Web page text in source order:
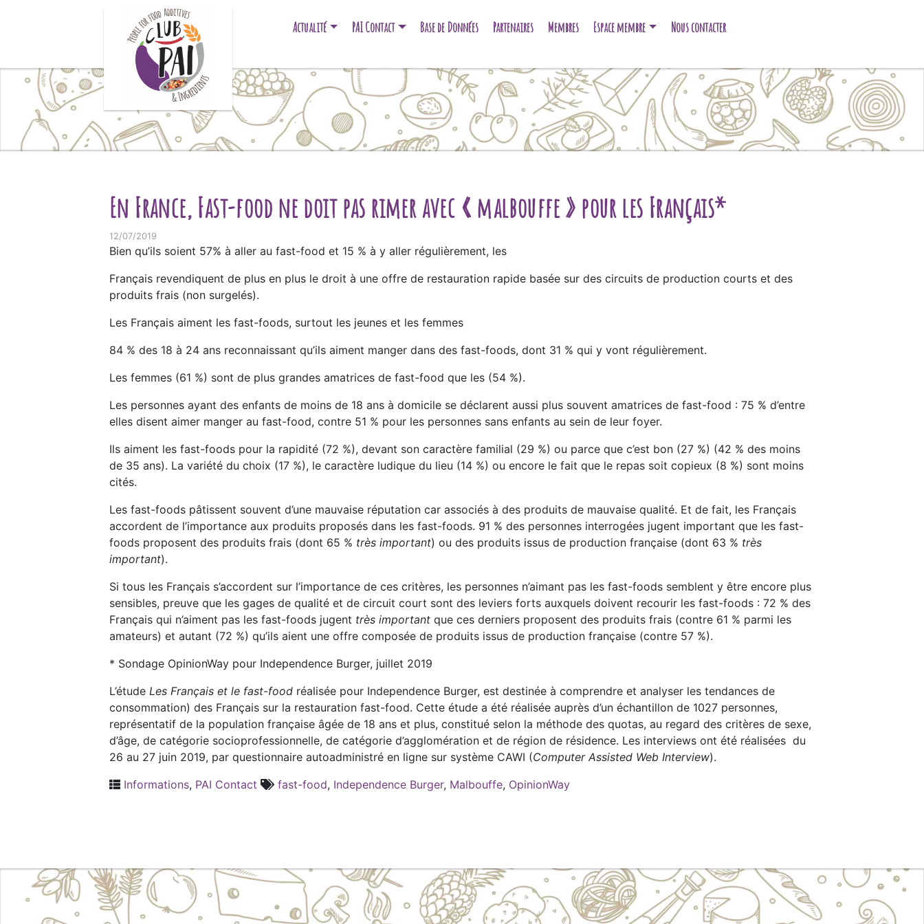
Actualité PAI Contact Base de Données Partenaires Membres Espace membre Nous contacter
En France, Fast-food ne doit pas rimer avec « malbouffe » pour les Français*
12/07/2019
Bien qu’ils soient 57% à aller au fast-food et 15 % à y aller régulièrement, les
Français revendiquent de plus en plus le droit à une offre de restauration rapide basée sur des circuits de production courts et des
produits frais (non surgelés).
Les Français aiment les fast-foods, surtout les jeunes et les femmes
84 % des 18 à 24 ans reconnaissant qu’ils aiment manger dans des fast-foods, dont 31 % qui y vont régulièrement.
Les femmes (61 %) sont de plus grandes amatrices de fast-food que les (54 %).
Les personnes ayant des enfants de moins de 18 ans à domicile se déclarent aussi plus souvent amatrices de fast-food : 75 % d’entre
elles disent aimer manger au fast-food, contre 51 % pour les personnes sans enfants au sein de leur foyer.
Ils aiment les fast-foods pour la rapidité (72 %), devant son caractère familial (29 %) ou parce que c’est bon (27 %) (42 % des moins
de 35 ans). La variété du choix (17 %), le caractère ludique du lieu (14 %) ou encore le fait que le repas soit copieux (8 %) sont moins
cités.
Les fast-foods pâtissent souvent d’une mauvaise réputation car associés à des produits de mauvaise qualité. Et de fait, les Français
accordent de l’importance aux produits proposés dans les fast-foods. 91 % des personnes interrogées jugent important que les fast-
foods proposent des produits frais (dont 65 % très important) ou des produits issus de production française (dont 63 % très
important).
Si tous les Français s’accordent sur l’importance de ces critères, les personnes n’aimant pas les fast-foods semblent y être encore plus
sensibles, preuve que les gages de qualité et de circuit court sont des leviers forts auxquels doivent recourir les fast-foods : 72 % des
Français qui n’aiment pas les fast-foods jugent très important que ces derniers proposent des produits frais (contre 61 % parmi les
amateurs) et autant (72 %) qu’ils aient une offre composée de produits issus de production française (contre 57 %).
* Sondage OpinionWay pour Independence Burger, juillet 2019
L’étude Les Français et le fast-food réalisée pour Independence Burger, est destinée à comprendre et analyser les tendances de
consommation) des Français sur la restauration fast-food. Cette étude a été réalisée auprès d’un échantillon de 1027 personnes,
représentatif de la population française âgée de 18 ans et plus, constitué selon la méthode des quotas, au regard des critères de sexe,
d’âge, de catégorie socioprofessionnelle, de catégorie d’agglomération et de région de résidence. Les interviews ont été réalisées du
26 au 27 juin 2019, par questionnaire autoadministré en ligne sur système CAWI (Computer Assisted Web Interview).
Informations, PAI Contact fast-food, Independence Burger, Malbouffe, OpinionWay